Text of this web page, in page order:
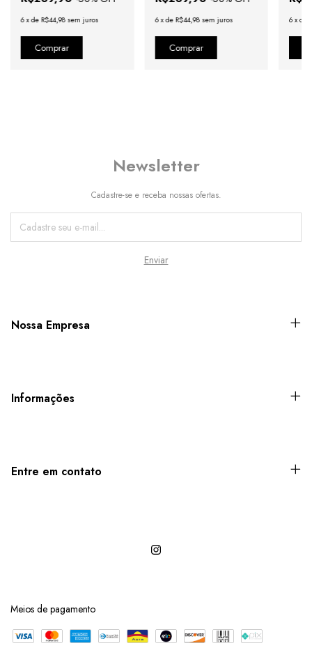
6 xde R$44,98 sem juros 6 xde R$44,98 sem juros 6 x de
Newsletter
Cadastre-se e receba nossas ofertas.
Nossa Empresa
Informações
Entre em contato
Meios de pagamento